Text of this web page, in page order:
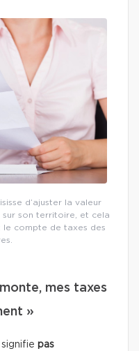
d’ajuster la valeur
son territoire, et cela
le compte de taxes des
mes taxes
»
signifie pas